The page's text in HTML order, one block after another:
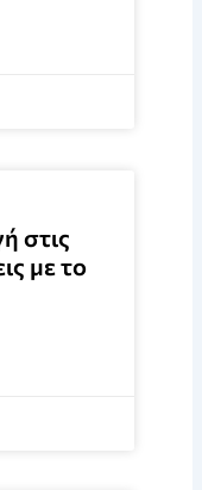
στις
με το